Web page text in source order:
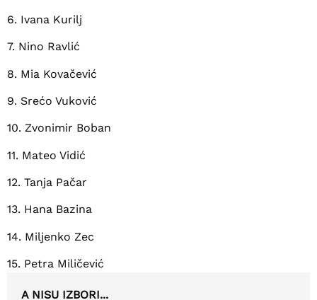
6. Ivana Kurilj
7. Nino Ravlić
8. Mia Kovačević
9. Srećo Vuković
10. Zvonimir Boban
11. Mateo Vidić
12. Tanja Pačar
13. Hana Bazina
14. Miljenko Zec
15. Petra Miličević
A NISU IZBORI...